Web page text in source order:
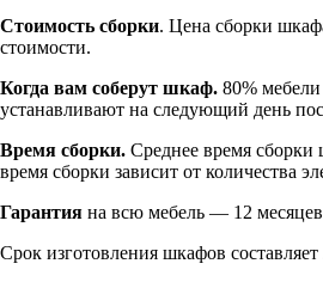
Стоимость сборки. Цена сборки
стоимости.
Когда вам соберут шкаф. 80%
устанавливают на следующий день
Время сборки. Среднее время сборки
время сборки зависит от количества
Гарантия на всю мебель — 12
Срок изготовления шкафов составляет